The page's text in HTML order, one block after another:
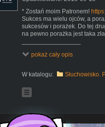
* Zostań moim Patronem!
Sukces ma wielu ojców, a
sukcesów i porażek. Do tej
na pewno porażka jest taka
Dołącz do grupy, pogadajmy o
Nazywam się Justyna Mazur i
ponuraczką, pół błaznem.
perspektywę do patrzenia na
podzielić. Ślązaczka, która z
pokaż cały opis
W katalogu: Słuchowisko.